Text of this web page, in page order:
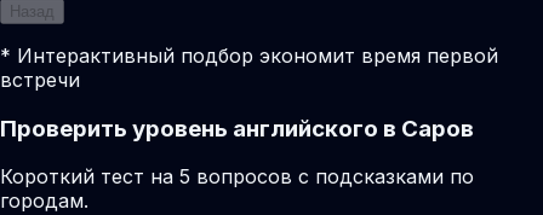
Назад
* Интерактивный подбор экономит время первой
встречи
Проверить уровень английского в Саров
Короткий тест на 5 вопросов с подсказками по
городам.